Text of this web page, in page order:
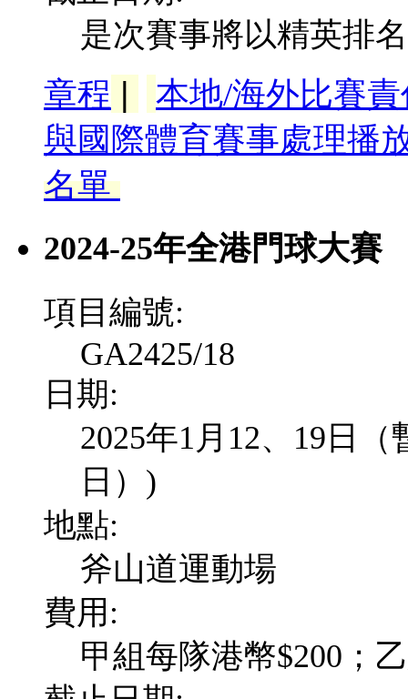
是次賽事將以精英排
章程 |
本地/海外比賽
與國際體育賽事處理播
名單
2024-25年全港門球大賽
項目編號:
GA2425/18
日期:
2025年1月12、19日
日）)
地點:
斧山道運動場
費用:
甲組每隊港幣$200；